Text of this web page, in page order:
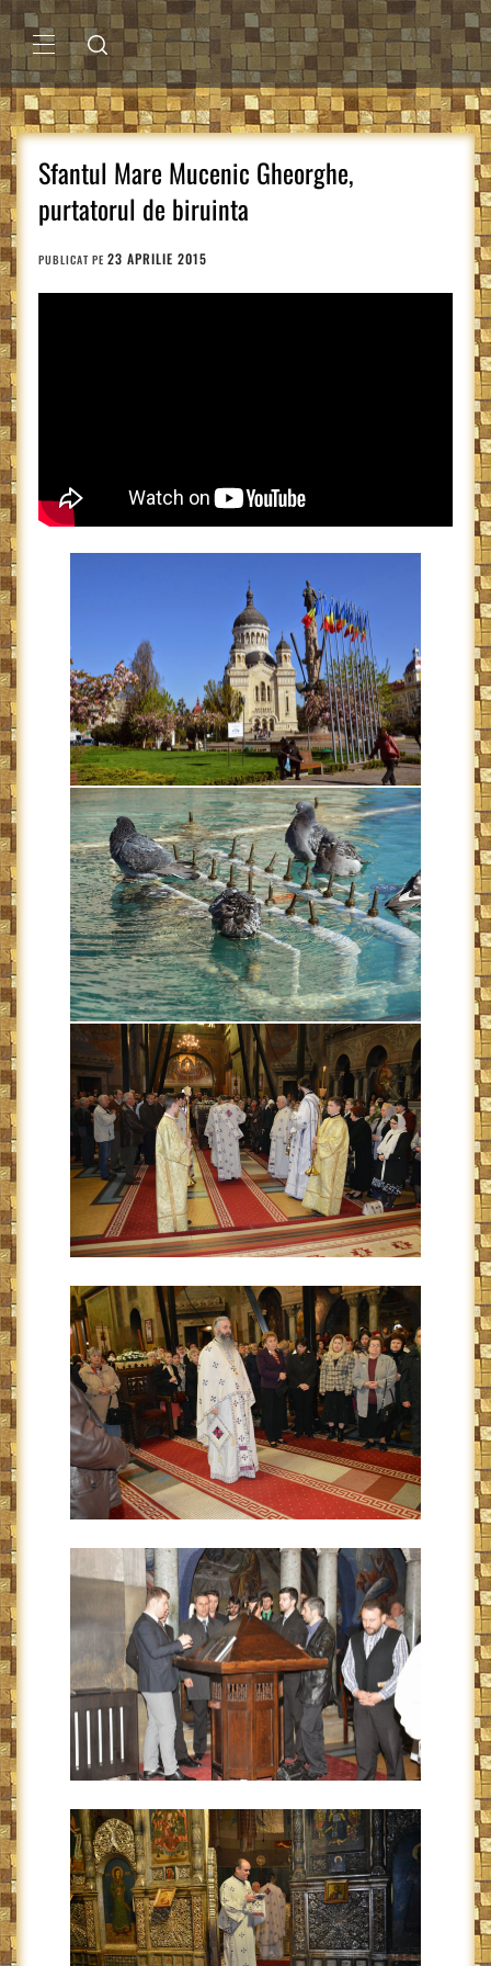
Sari
la
conținutMENIU
PRINCIPAL
Sfantul Mare Mucenic Gheorghe,
purtatorul de biruinta
PUBLICAT PE 23 APRILIE 2015